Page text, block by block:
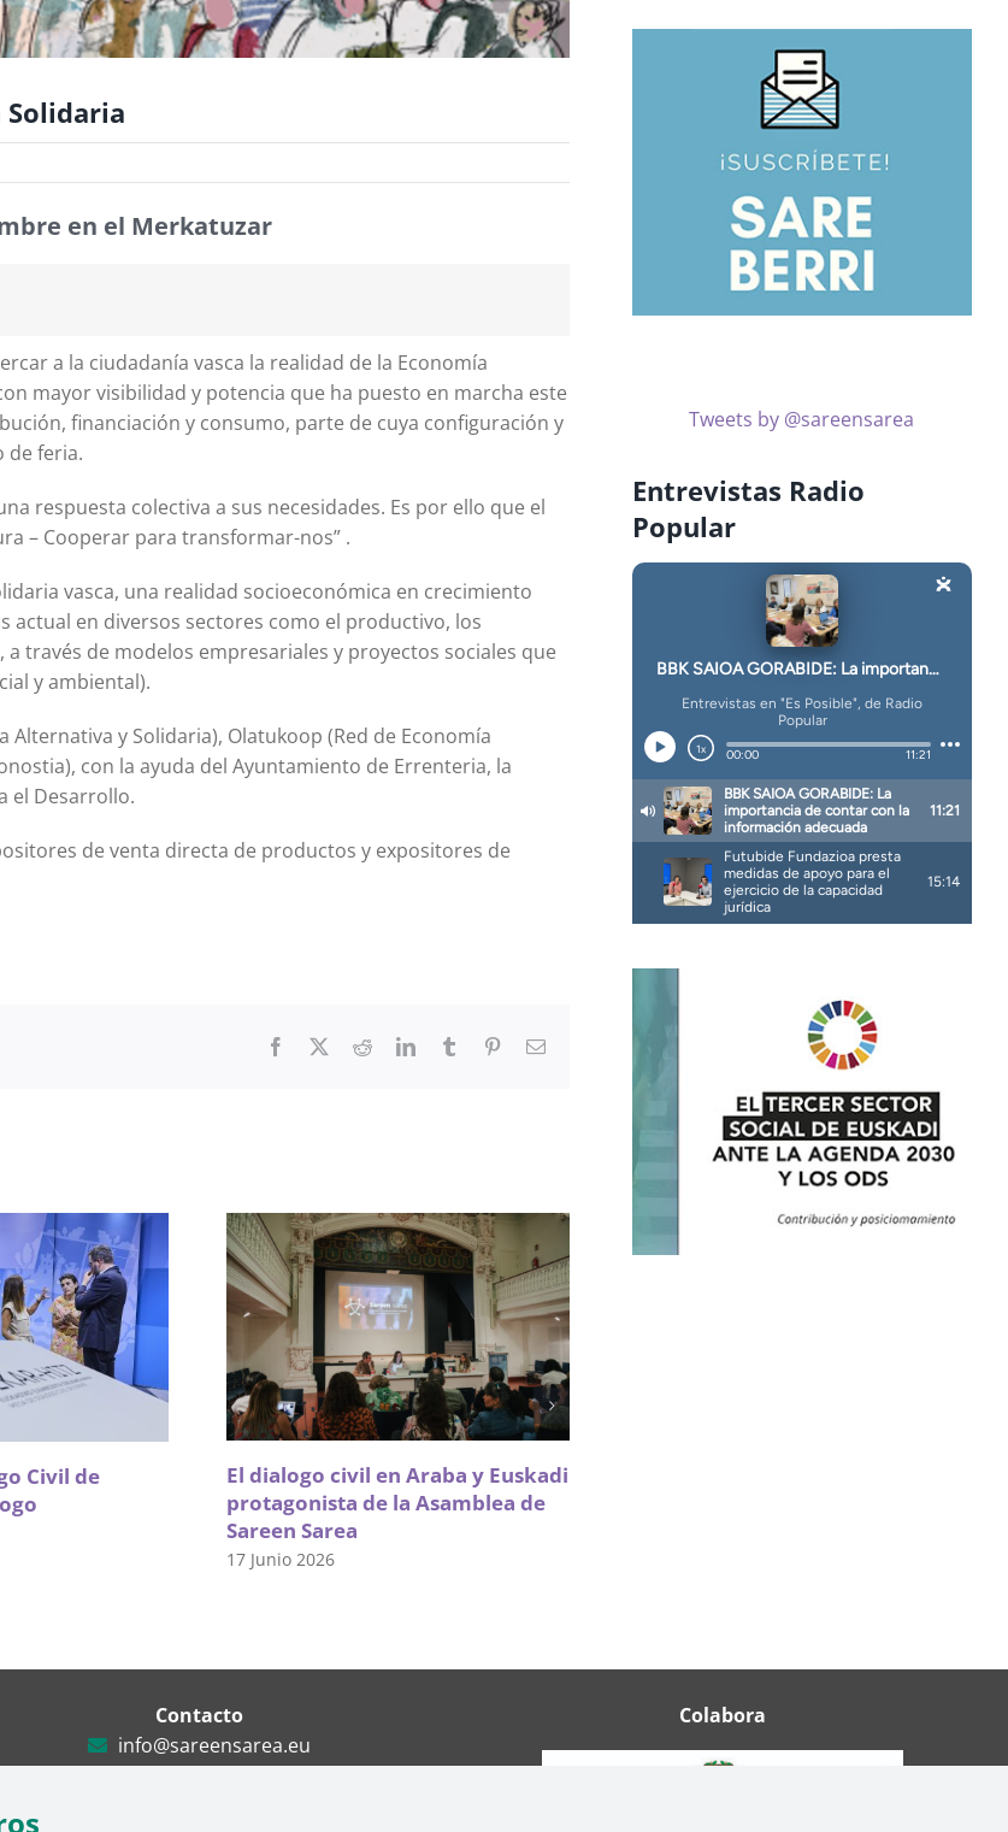
Solidaria
en el Merkatuzar
a la ciudadanía vasca la realidad de la Economía
mayor visibilidad y potencia que ha puesto en marcha este
financiación y consumo, parte de cuya configuración y
de feria.
respuesta colectiva a sus necesidades. Es por ello que el
– Cooperar para transformar-nos” .
vasca, una realidad socioeconómica en crecimiento
actual en diversos sectores como el productivo, los
través de modelos empresariales y proyectos sociales que
y ambiental).
Alternativa y Solidaria), Olatukoop (Red de Economía
con la ayuda del Ayuntamiento de Errenteria, la
el Desarrollo.
de venta directa de productos y expositores de
Facebook RedditLinkedInTumblr PinterestCorreo
Civil de
El dialogo civil en Araba y Euskadi
protagonista de la Asamblea de
Sareen Sarea
17 Junio 2026
por
Tweets by @sareensarea
Entrevistas Radio
Popular
Contacto
info@sareensarea.eu
Colabora